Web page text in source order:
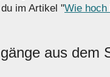
im Artikel "Wie
aus dem